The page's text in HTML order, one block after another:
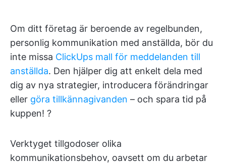
Om ditt företag är beroende av regelbunden,
personlig kommunikation med anställda, bör du
inte missa ClickUps mall för meddelanden till
anställda. Den hjälper dig att enkelt dela med
dig av nya strategier, introducera förändringar
eller göra tillkännagivanden – och spara tid på
kuppen! ?
Verktyget tillgodoser olika
kommunikationsbehov, oavsett om du arbetar